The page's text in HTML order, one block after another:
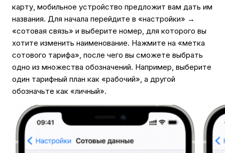
карту, мобильное устройство предложит вам дать им
названия. Для начала перейдите в «настройки» →
«сотовая связь» и выберите номер, для которого вы
хотите изменить наименование. Нажмите на «метка
сотового тарифа», после чего вы сможете выбрать
одно из множества обозначений. Например, выберите
один тарифный план как «рабочий», а другой
обозначьте как «личный».